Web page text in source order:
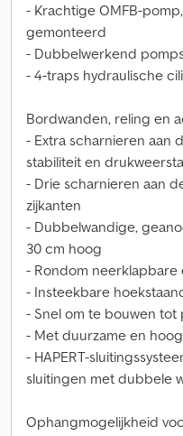
- Krachtige OMFB-
gemonteerd
- Dubbelwerkend
- 4-traps hydraulische
Bordwanden, reling en
- Extra scharnieren aan
stabiliteit en
- Drie scharnieren aan
zijkanten
- Dubbelwandige,
30 cm hoog
- Rondom neerklapbare
- Insteekbare
- Snel om te bouwen
- Met duurzame en
- HAPERT-
sluitingen met dubbele
Ophangmogelijkheid